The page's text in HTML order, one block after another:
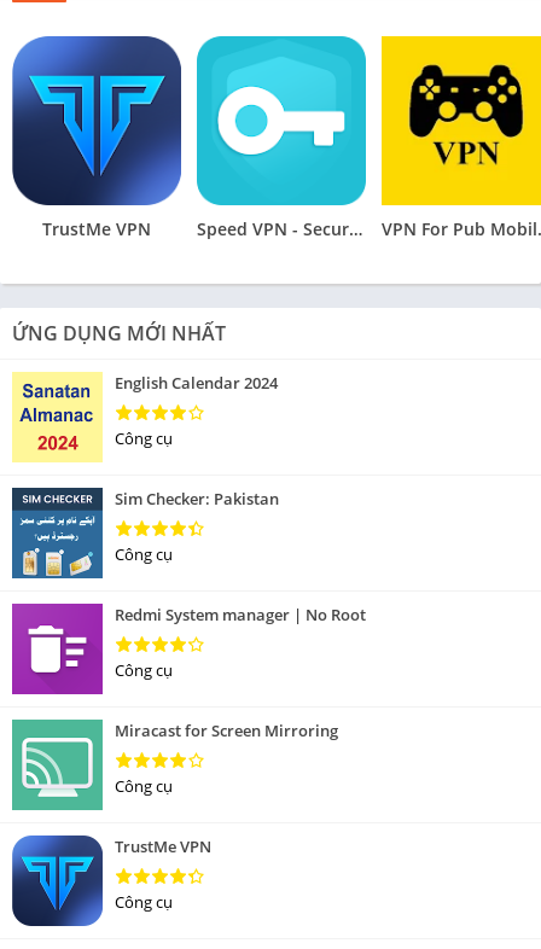
TrustMe VPN Speed VPN - Secure VPN Proxy
ỨNG DỤNG MỚI NHẤT
English Calendar 2024
Công cụ
Sim Checker: Pakistan
Công cụ
Redmi System manager | No Root
Công cụ
Miracast for Screen Mirroring
Công cụ
TrustMe VPN
Công cụ